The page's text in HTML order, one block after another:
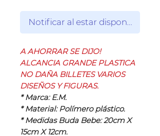
Notificar al estar disponible
A AHORRAR SE DIJO!
ALCANCIA GRANDE PLASTICA
NO DAÑA BILLETES VARIOS
DISEÑOS Y FIGURAS.
* Marca: E.M.
* Material: Polímero plástico.
* Medidas Buda Bebe: 20cm X
15cm X 12cm.